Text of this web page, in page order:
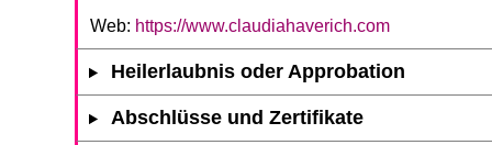
Web: https://www.claudiahaverich.com
Heilerlaubnis oder Approbation
Abschlüsse und Zertifikate